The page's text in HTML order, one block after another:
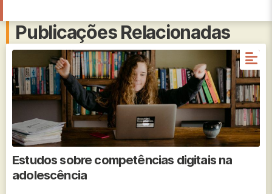
Publicações Relacionadas
Estudos sobre competências digitais na
adolescência